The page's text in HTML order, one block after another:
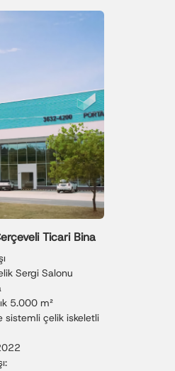
Ticari Bina
Sergi Salonu
5.000 m²
sistemli çelik iskeletli